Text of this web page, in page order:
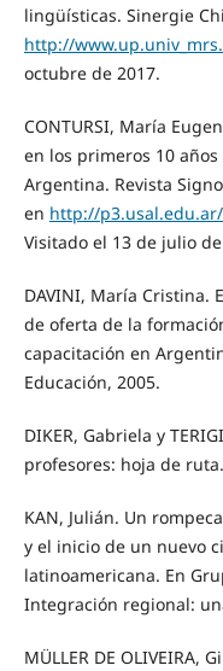
lingüísticas. Sinergie
http://
octubre de 2017.
CONTURSI, María
en los primeros 10
Argentina. Revista
en http://
Visitado el 13 de julio
DAVINI, María Cristina.
de oferta de la
capacitación en
Educación, 2005.
DIKER, Gabriela y
profesores: hoja de
KAN, Julián. Un
y el inicio de un nuevo
latinoamericana. En
Integración regional:
MÜLLER DE OLIVEIRA,